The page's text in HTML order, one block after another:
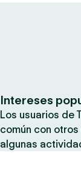
Intereses
Los usuarios de
común con
algunas